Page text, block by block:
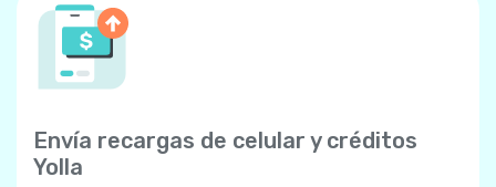
Envía recargas de celular y créditos
Yolla